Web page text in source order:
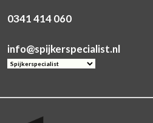
0341 414 060
info@spijkerspecialist.nl